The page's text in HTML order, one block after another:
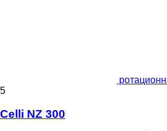
5
Celli NZ 300